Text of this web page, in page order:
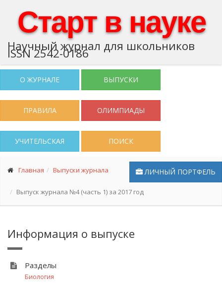
Старт в науке
Научный журнал для школьников
ISSN 2542-0186
О ЖУРНАЛЕ ВЫПУСКИ
ПРАВИЛА ОЛИМПИАДЫ
УЧИТЕЛЬСКАЯ ПОИСК
ЛИЧНЫЙ ПОРТФЕЛЬ
Главная Выпуски журнала
Выпуск журнала №4 (часть 1) за 2017 год
Информация о выпуске
Разделы
Биология